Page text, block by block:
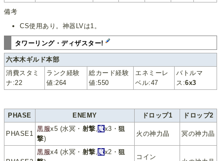
備考
CS使用あり。神器LVは1。
タワーリング・ディザスター!
六本木ギルド本部
消費スタミ
ナ:22
ランク経験
値:264
総カード経験
値:550
エネミーレ
ベル:47
バトルマ
ス:6x3
PHASE ENEMY ドロップ1 ドロップ2
PHASE1
黒服x5 (水冥・ 射撃,魔x3・狙
撃)
火の神力晶 冥の神力晶
黒服x4 (水冥・ 射撃,魔x2・狙
コイン